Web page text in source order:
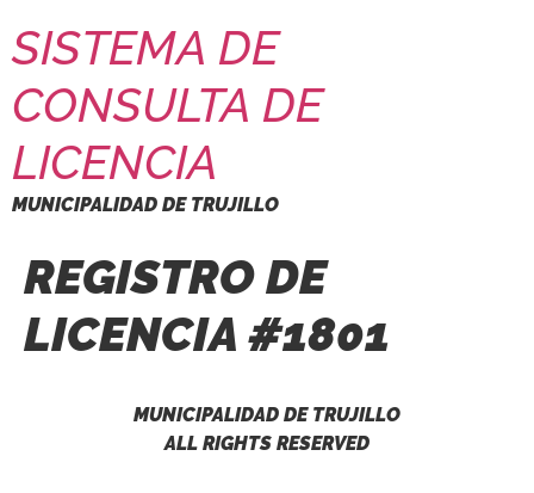
SISTEMA DE
CONSULTA DE
LICENCIA
MUNICIPALIDAD DE TRUJILLO
REGISTRO DE
LICENCIA #1801
MUNICIPALIDAD DE TRUJILLO
ALL RIGHTS RESERVED